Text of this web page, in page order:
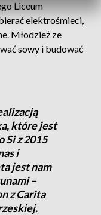
Liceum
elektrośmieci,
Młodzież ze
sowy i budować
które jest
Si z 2015
i
jest nam
–
z Carita